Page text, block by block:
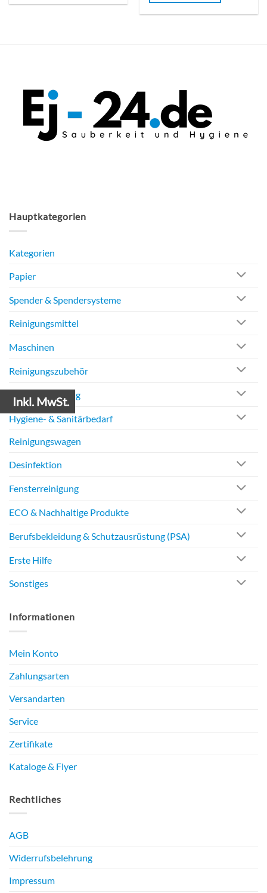
Inkl. MwSt.
Hauptkategorien
Kategorien
Papier
Spender & Spendersysteme
Reinigungsmittel
Maschinen
Reinigungszubehör
Abfallentsorgung
Hygiene- & Sanitärbedarf
Reinigungswagen
Desinfektion
Fensterreinigung
ECO & Nachhaltige Produkte
Berufsbekleidung & Schutzausrüstung (PSA)
Erste Hilfe
Sonstiges
Informationen
Mein Konto
Zahlungsarten
Versandarten
Service
Zertifikate
Kataloge & Flyer
Rechtliches
AGB
Widerrufsbelehrung
Impressum